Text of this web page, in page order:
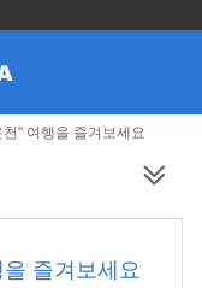
" 여행을 즐겨보세요
즐겨보세요